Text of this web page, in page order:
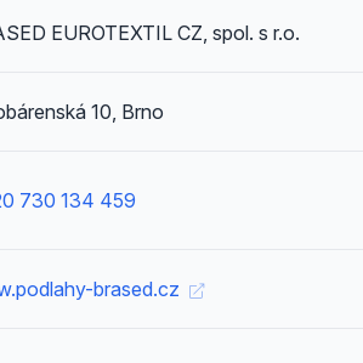
EUROTEXTIL CZ, spol. s r.o.
10, Brno
730 134 459
brased.cz